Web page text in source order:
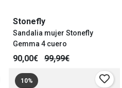
Stonefly
Sandalia mujer Stonefly
Gemma 4 cuero
90,00€ 99,99€
10%